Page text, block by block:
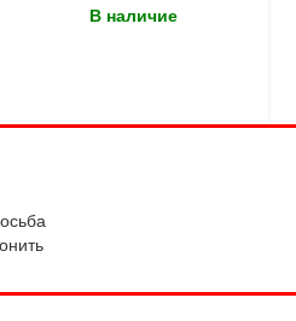
В наличие